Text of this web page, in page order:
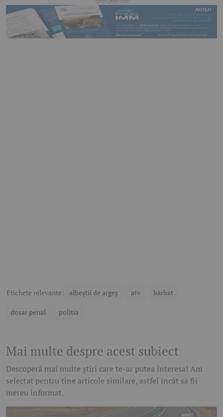
Etichete relevante: albeștii de argeș atv bărbat
dosar penal politia
Mai multe despre acest subiect
Descoperă mai multe știri care te-ar putea interesa! Am
selectat pentru tine articole similare, astfel încât să fii
mereu informat.